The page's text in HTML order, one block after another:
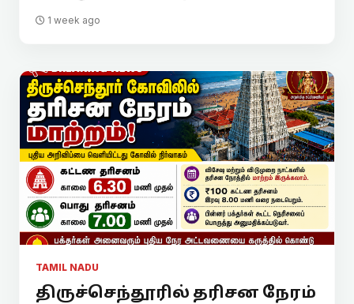
1 week ago
TAMIL NADU
திருச்செந்தூரில் தரிசன நேரம்